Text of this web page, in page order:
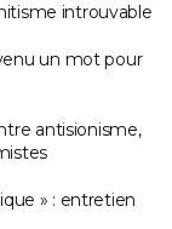
introuvable
un mot pour
antisionisme,
» : entretien